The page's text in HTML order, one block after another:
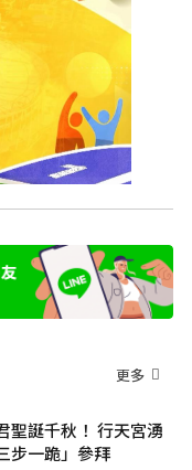
更多
聖誕千秋！ 行天宮湧
步一跪」參拜